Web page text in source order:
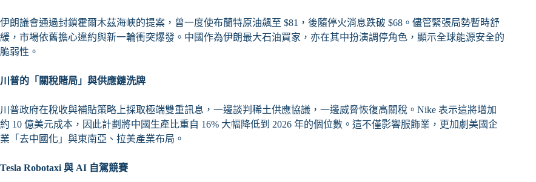
伊朗議會通過封鎖霍爾木茲海峽的提案，曾一度使布蘭特原油飆至 $81，後隨停火消息跌破 $68。儘管緊張局勢暫時舒
緩，市場依舊擔心違約與新一輪衝突爆發。中國作為伊朗最大石油買家，亦在其中扮演調停角色，顯示全球能源安全的
脆弱性。
川普的「關稅賭局」與供應鏈洗牌
川普政府在稅收與補貼策略上採取極端雙重訊息，一邊談判稀土供應協議，一邊威脅恢復高關稅。Nike 表示這將增加
約 10 億美元成本，因此計劃將中國生產比重自 16% 大幅降低到 2026 年的個位數。這不僅影響服飾業，更加劇美國企
業「去中國化」與東南亞、拉美產業布局。
Tesla Robotaxi與 AI 自駕競賽